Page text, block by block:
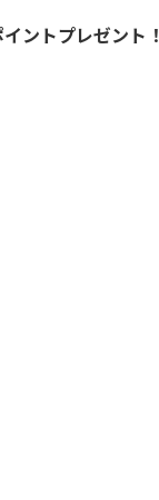
ントプレゼント！